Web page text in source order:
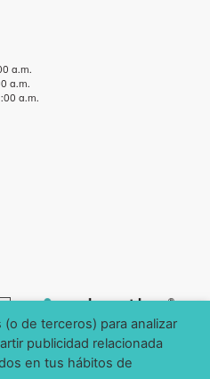
a.m.
a.m.
a.m.
de terceros) para analizar
publicidad relacionada
en tus hábitos de